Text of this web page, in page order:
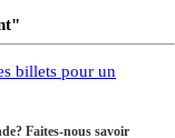
billets pour un
Faites-nous savoir